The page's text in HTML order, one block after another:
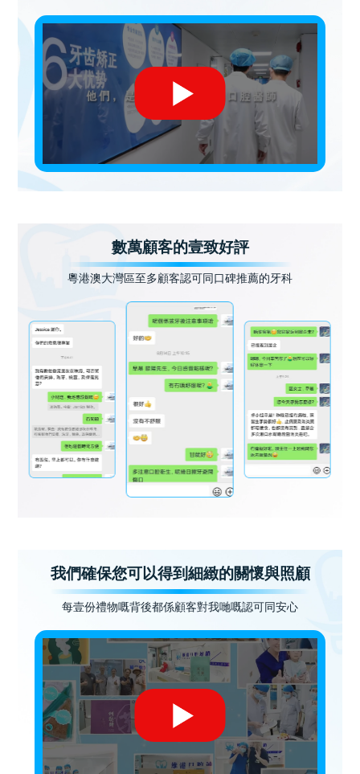
數萬顧客的壹致好評
粵港澳大灣區至多顧客認可同口碑推薦的牙科
我們確保您可以得到細緻的關懷與照顧
每壹份禮物嘅背後都係顧客對我哋嘅認可同安心